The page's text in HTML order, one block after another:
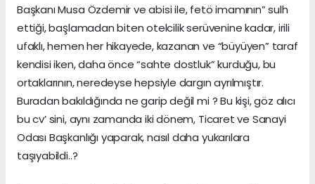
Başkanı Musa Özdemir ve abisi ile, fetö imamının” sulh
ettiği, başlamadan biten otelcilik serüvenine kadar, irili
ufaklı, hemen her hikayede, kazanan ve “büyüyen” taraf
kendisi iken, daha önce “sahte dostluk” kurduğu, bu
ortaklarının, neredeyse hepsiyle dargın ayrılmıştır.
Buradan bakıldığında ne garip değil mi ? Bu kişi, göz alıcı
bu cv’ sini, aynı zamanda iki dönem, Ticaret ve Sanayi
Odası Başkanlığı yaparak, nasıl daha yukarılara
taşıyabildi..?